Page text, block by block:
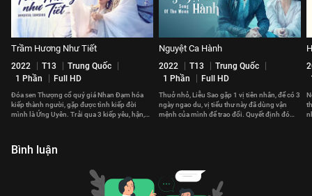
Trầm Hương Như Tiết
2022 T13
Trung Quốc
1 Phần
Full HD
Đóa sen Thượng cổ quý giá Nhan Đạm hóa
kiếp thành người, gặp được tình kiếp đời
mình là Ứng Uyên. Trải qua 3 kiếp yêu, hận,
Nguyệt Ca Hành
2022 T13
Trung Quốc
1 Phần
Full HD
Thuở nhỏ, Liễu Sao gặp 1 vị tiên nhân, để có 3
ngày ngao du, vị tiểu thư này đã dùng vận
mệnh của mình để trao đổi. Quyết định đó
Bình luận